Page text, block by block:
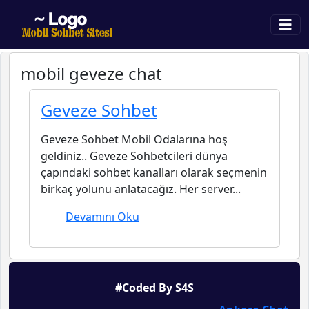
mobil geveze chat
Geveze Sohbet
Geveze Sohbet Mobil Odalarına hoş
geldiniz.. Geveze Sohbetcileri dünya
çapındaki sohbet kanalları olarak seçmenin
birkaç yolunu anlatacağız. Her server...
Devamını Oku
#Coded By S4S